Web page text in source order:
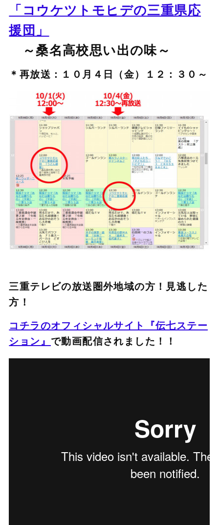
「コウケツトモヒデの三重県応
援団」
～桑名高校思い出の味～
＊再放送：１０月４日（金）１２：３０～
三重テレビの放送圏外地域の方！見逃した
方！
コチラのオフィシャルサイト『伝七ステー
ション』 で動画配信されました！！